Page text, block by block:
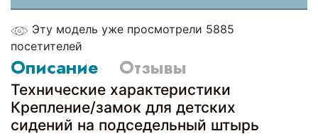
Эту модель уже просмотрели 5885
посетителей
Описание Отзывы
Технические характеристики
Крепление/замок для детских
сидений на подседельный штырь